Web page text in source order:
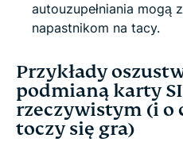
autouzupełniania mogą
napastnikom na tacy.
Przykłady
podmianą karty
rzeczywistym (i o
toczy się gra)